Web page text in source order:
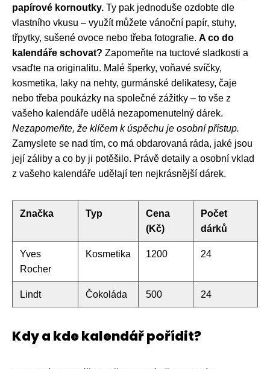
papírové kornoutky. Ty pak jednoduše ozdobte dle
vlastního vkusu – využít můžete vánoční papír, stuhy,
třpytky, sušené ovoce nebo třeba fotografie. A co do
kalendáře schovat? Zapomeňte na tuctové sladkosti a
vsaďte na originalitu. Malé šperky, voňavé svíčky,
kosmetika, laky na nehty, gurmánské delikatesy, čaje
nebo třeba poukázky na společné zážitky – to vše z
vašeho kalendáře udělá nezapomenutelný dárek.
Nezapomeňte, že klíčem k úspěchu je osobní přístup.
Zamyslete se nad tím, co má obdarovaná ráda, jaké jsou
její záliby a co by ji potěšilo. Právě detaily a osobní vklad
z vašeho kalendáře udělají ten nejkrásnější dárek.
Značka Typ
Cena
(Kč)
Počet
dárků
Yves
Rocher
Kosmetika 1200 24
Lindt Čokoláda 500 24
Kdy a kde kalendář pořídit?